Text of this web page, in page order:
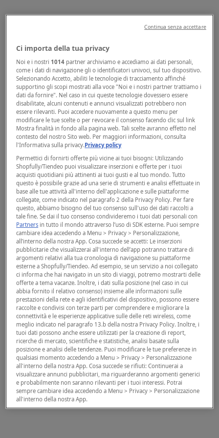
Ci importa della tua privacy
Noi e i nostri 1014 partner archiviamo e accediamo ai dati personali,
come i dati di navigazione gli o identificatori univoci, sul tuo dispositivo.
Selezionando Accetto, abiliti le tecnologie di tracciamento affinché
supportino gli scopi mostrati alla voce "Noi e i nostri partner trattiamo i
dati da fornire". Nel caso in cui queste tecnologie dovessero essere
disabilitate, alcuni contenuti e annunci visualizzati potrebbero non
essere rilevanti. Puoi accedere nuovamente a questo menu per
modificare le tue scelte o per revocare il consenso facendo clic sul link
Mostra finalità in fondo alla pagina web. Tali scelte avranno effetto nel
contesto del nostro Sito web. Per maggiori informazioni, consulta
l'Informativa sulla privacy.Privacy policy
Permettici di fornirti offerte più vicine ai tuoi bisogni: Utilizzando
Shopfully/Tiendeo puoi visualizzare inserzioni e offerte per i tuoi
acquisti quotidiani più attinenti ai tuoi gusti e al tuo mondo. Tutto
questo è possibile grazie ad una serie di strumenti e analisi effettuate in
base alle tue attività all'interno dell'applicazione e sulle piattaforme
collegate, come indicato nel paragrafo 2 della Privacy Policy. Per fare
questo, abbiamo bisogno del tuo consenso sull'uso dei dati raccolti a
tale fine. Se dai il tuo consenso condivideremo i tuoi dati personali con
Partners in tutto il mondo attraverso l’uso di SDK esterne. Puoi sempre
cambiare idea accedendo a Menu > Privacy > Personalizzazione,
all’interno della nostra App. Cosa succede se accetti: Le inserzioni
pubblicitarie che visualizzerai all'interno dell’app potranno trattare di
argomenti relativi alla tua cronologia di navigazione su piattaforme
esterne a Shopfully/Tiendeo. Ad esempio, se un servizio a noi collegato
ci informa che hai navigato in un sito di viaggi, potremo mostrarti delle
offerte a tema vacanze. Inoltre, i dati sulla posizione (nel caso in cui
abbia fornito il relativo consenso) insieme alle informazioni sulle
prestazioni della rete e agli identificativi del dispositivo, possono essere
raccolte e condivisi con terze parti per comprendere e migliorare la
connettività e le esperienze applicative sulle delle reti wireless, come
meglio indicato nel paragrafo 13.b della nostra Privacy Policy. Inoltre, i
tuoi dati possono anche essere utilizzati per la creazione di report,
ricerche di mercato, scientifiche e statistiche, analisi basate sulla
posizione e analisi delle tendenze. Puoi modificare le tue preferenze in
qualsiasi momento accedendo a Menu > Privacy > Personalizzazione
all'interno della nostra App. Cosa succede se rifiuti: Continuerai a
visualizzare annunci pubblicitari, ma riguarderanno argomenti generici
e probabilmente non saranno rilevanti per i tuoi interessi. Potrai
sempre cambiare idea accedendo a Menu > Privacy > Personalizzazione
all'interno della nostra App.
Continua senza accettare